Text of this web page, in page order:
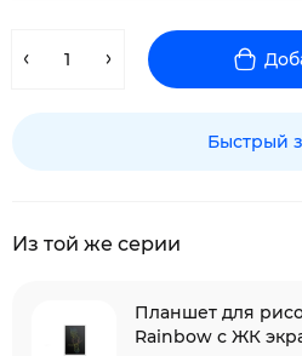
Быстрый
Из той же серии
Планшет для
Rainbow с ЖК